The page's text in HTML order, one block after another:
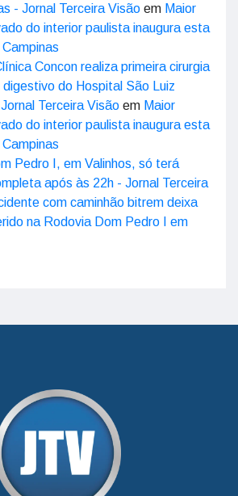
- Jornal Terceira Visão em Maior
do interior paulista inaugura esta
Concon realiza primeira cirurgia
digestivo do Hospital São Luiz
Terceira Visão em Maior
do interior paulista inaugura esta
Pedro I, em Valinhos, só terá
após às 22h - Jornal Terceira
com caminhão bitrem deixa
na Rodovia Dom Pedro I em